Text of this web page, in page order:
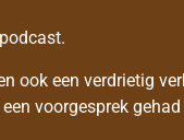
ook een verdrietig
voorgesprek